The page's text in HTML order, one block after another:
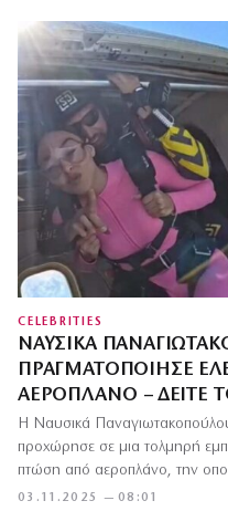
CELEBRITIES
ΝΑΥΣΙΚΆ
ΠΡΑΓΜΑΤΟΠΟΊΗΣΕ
ΑΕΡΟΠΛΆΝΟ – ΔΕΊΤΕ
03.11.2025 — 08:01
Η Ναυσικά
προχώρησε σε μια τολμηρή
πτώση από αεροπλάνο, την